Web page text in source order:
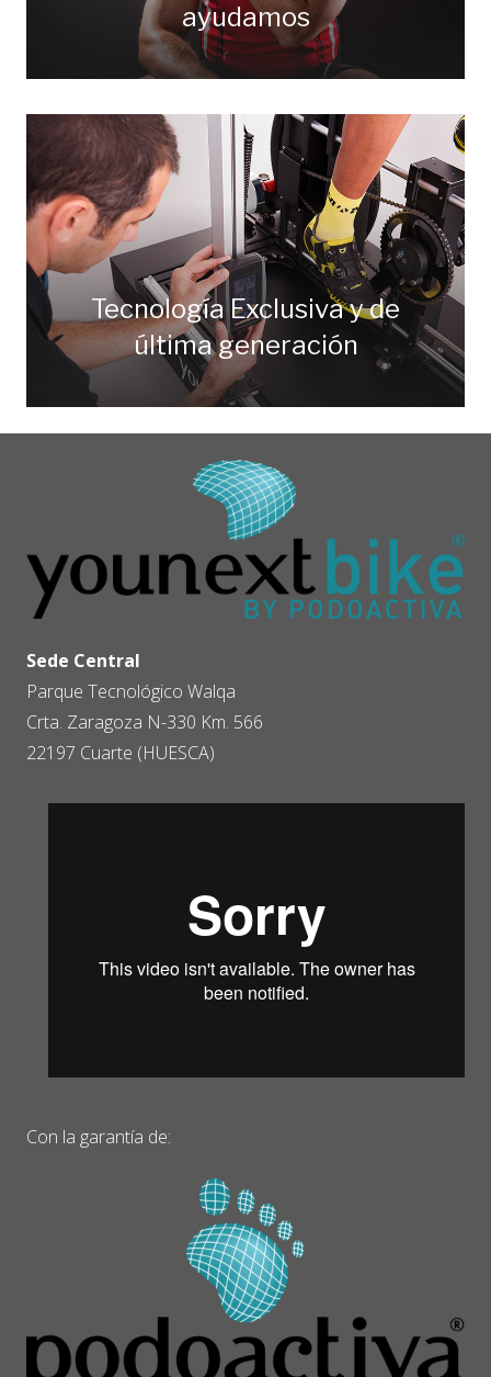
ayudamos
Tecnología Exclusiva y de
última generación
Sede Central
Parque Tecnológico Walqa
Crta. Zaragoza N-330 Km. 566
22197 Cuarte (HUESCA)
Con la garantía de: